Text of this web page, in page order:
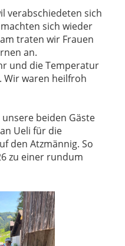
verabschiedeten sich
sich wieder
traten wir Frauen
an.
und die Temperatur
Wir waren heilfroh
beiden Gäste
Ueli für die
den Atzmännig. So
zu einer rundum